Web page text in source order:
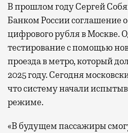
В прошлом году Сергей
Банком России соглашение
цифрового рубля в Москве.
тестирование с помощью
проезда в метро, который
2025 году. Сегодня
что систему начали
режиме.
«В будущем пассажиры